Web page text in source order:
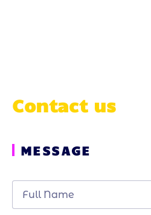
Contact us
MESSAGE